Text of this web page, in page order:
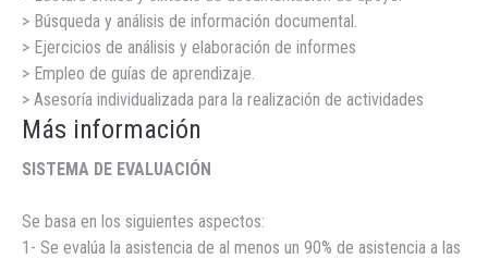
> Búsqueda y análisis de información documental.
> Ejercicios de análisis y elaboración de informes
> Empleo de guías de aprendizaje.
> Asesoría individualizada para la realización de actividades
Más información
SISTEMA DE EVALUACIÓN
Se basa en los siguientes aspectos:
1- Se evalúa la asistencia de al menos un 90% de asistencia a las